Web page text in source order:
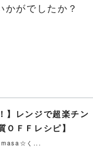
がでしたか？
】レンジで超楽チン
ＦＦレシピ】
masa☆く...